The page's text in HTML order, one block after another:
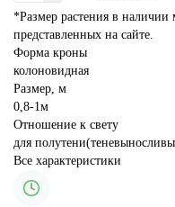
*Размер растения в наличии
представленных на сайте.
Форма кроны
колоновидная
Размер, м
0,8-1м
Отношение к свету
для
Все характеристики